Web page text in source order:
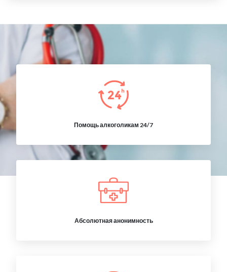
Помощь алкоголикам 24/7
Абсолютная анонимность